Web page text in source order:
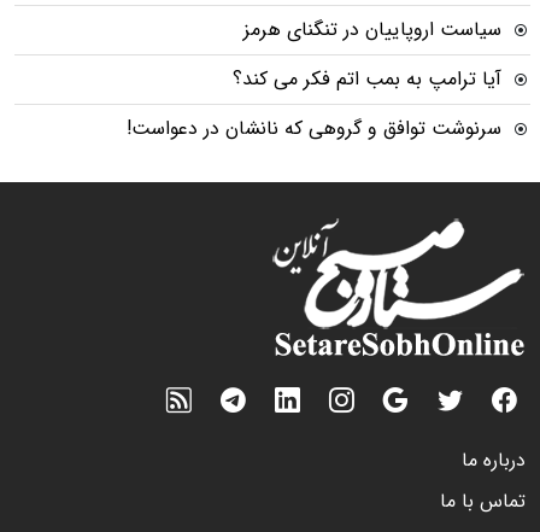
سیاست اروپاییان در تنگنای هرمز
آیا ترامپ به بمب اتم فکر می کند؟
سرنوشت توافق و گروهی که نانشان در دعواست!
درباره ما
تماس با ما